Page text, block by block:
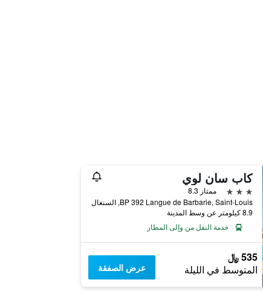
كاب سان لوي
3 نجوم
ممتاز 8.3
BP 392 Langue de Barbarie, Saint-Louis, السنغال
8.9 كيلومتر عن وسط المدينة
خدمة النقل من وإلى المطار
535 ﷼
المتوسط في الليلة عرض الصفقة